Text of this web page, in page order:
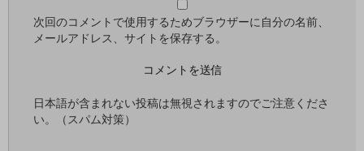
次回のコメントで使用するためブラウザーに自分の名前、
メールアドレス、サイトを保存する。
日本語が含まれない投稿は無視されますのでご注意くださ
い。（スパム対策）